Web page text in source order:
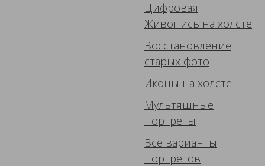
Цифровая
Живопись на холсте
Восстановление
старых фото
Иконы на холсте
Мультяшные
портреты
Все варианты
портретов